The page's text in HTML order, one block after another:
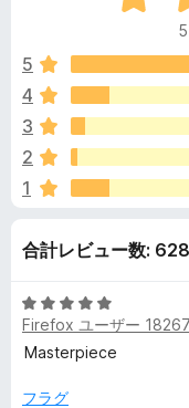
p
a
.
o
m
段
中
.
の
価
5
4
3
2
1
合計レビュー数: 628
5
段
階
5
Firefox ユーザー
Masterpiece
フラグ